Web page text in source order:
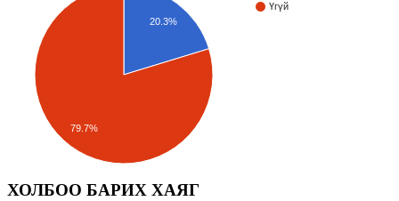
Үгүй
20.3%
79.7%
ХОЛБОО БАРИХ ХАЯГ